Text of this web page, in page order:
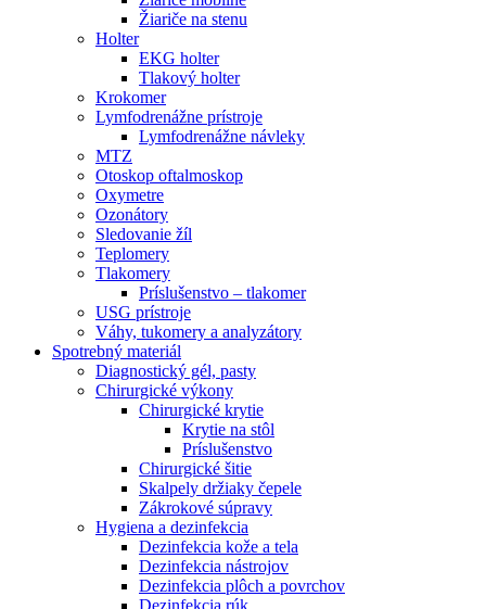
Žiariče na stenu
Holter
EKG holter
Tlakový holter
Krokomer
Lymfodrenážne prístroje
Lymfodrenážne návleky
MTZ
Otoskop oftalmoskop
Oxymetre
Ozonátory
Sledovanie žíl
Teplomery
Tlakomery
Príslušenstvo – tlakomer
USG prístroje
Váhy, tukomery a analyzátory
Spotrebný materiál
Diagnostický gél, pasty
Chirurgické výkony
Chirurgické krytie
Krytie na stôl
Príslušenstvo
Chirurgické šitie
Skalpely držiaky čepele
Zákrokové súpravy
Hygiena a dezinfekcia
Dezinfekcia kože a tela
Dezinfekcia nástrojov
Dezinfekcia plôch a povrchov